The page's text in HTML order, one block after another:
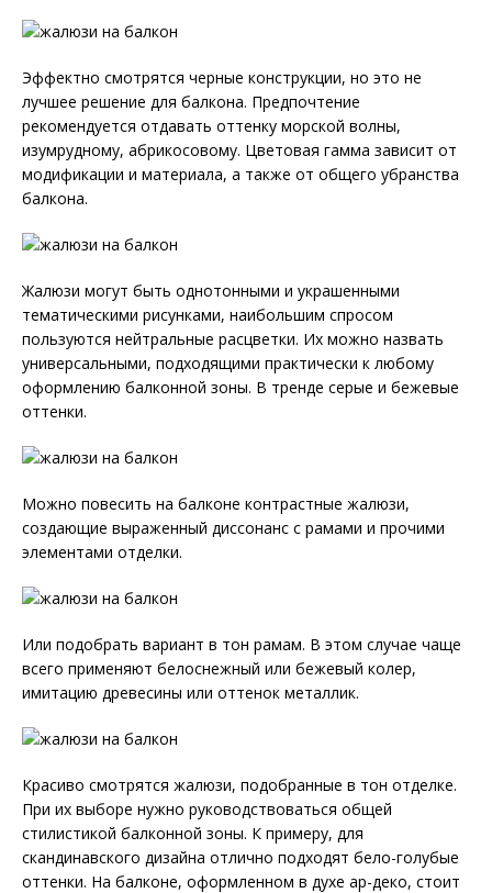
Эффектно смотрятся черные конструкции, но это не
лучшее решение для балкона. Предпочтение
рекомендуется отдавать оттенку морской волны,
изумрудному, абрикосовому. Цветовая гамма зависит от
модификации и материала, а также от общего убранства
балкона.
Жалюзи могут быть однотонными и украшенными
тематическими рисунками, наибольшим спросом
пользуются нейтральные расцветки. Их можно назвать
универсальными, подходящими практически к любому
оформлению балконной зоны. В тренде серые и бежевые
оттенки.
Можно повесить на балконе контрастные жалюзи,
создающие выраженный диссонанс с рамами и прочими
элементами отделки.
Или подобрать вариант в тон рамам. В этом случае чаще
всего применяют белоснежный или бежевый колер,
имитацию древесины или оттенок металлик.
Красиво смотрятся жалюзи, подобранные в тон отделке.
При их выборе нужно руководствоваться общей
стилистикой балконной зоны. К примеру, для
скандинавского дизайна отлично подходят бело-голубые
оттенки. На балконе, оформленном в духе ар-деко, стоит